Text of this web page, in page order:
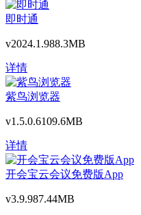
即时通
v2024.1.988.3MB
详情
紫鸟浏览器
v1.5.0.6109.6MB
详情
开会宝云会议免费版App
v3.9.987.44MB